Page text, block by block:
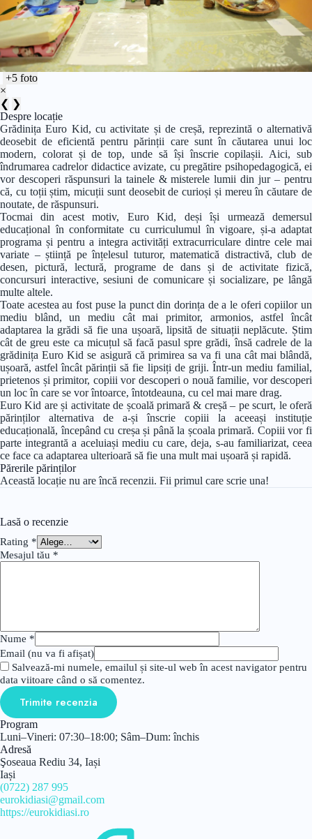
+5 foto
×
❮ ❯
Despre locație
Grădinița Euro Kid, cu activitate și de creșă, reprezintă o alternativă
deosebit de eficientă pentru părinții care sunt în căutarea unui loc
modern, colorat și de top, unde să își înscrie copilașii. Aici, sub
îndrumarea cadrelor didactice avizate, cu pregătire psihopedagogică, ei
vor descoperi răspunsuri la tainele & misterele lumii din jur – pentru
că, cu toții știm, micuții sunt deosebit de curioși și mereu în căutare de
noutate, de răspunsuri.
Tocmai din acest motiv, Euro Kid, deși își urmează demersul
educațional în conformitate cu curriculumul în vigoare, și-a adaptat
programa și pentru a integra activități extracurriculare dintre cele mai
variate – știință pe înțelesul tuturor, matematică distractivă, club de
desen, pictură, lectură, programe de dans și de activitate fizică,
concursuri interactive, sesiuni de comunicare și socializare, pe lângă
multe altele.
Toate acestea au fost puse la punct din dorința de a le oferi copiilor un
mediu blând, un mediu cât mai primitor, armonios, astfel încât
adaptarea la grădi să fie una ușoară, lipsită de situații neplăcute. Știm
cât de greu este ca micuțul să facă pasul spre grădi, însă cadrele de la
grădinița Euro Kid se asigură că primirea sa va fi una cât mai blândă,
ușoară, astfel încât părinții să fie lipsiți de griji. Într-un mediu familial,
prietenos și primitor, copiii vor descoperi o nouă familie, vor descoperi
un loc în care se vor întoarce, întotdeauna, cu cel mai mare drag.
Euro Kid are și activitate de școală primară & creșă – pe scurt, le oferă
părinților alternativa de a-și înscrie copiii la aceeași instituție
educațională, începând cu creșa și până la școala primară. Copiii vor fi
parte integrantă a aceluiași mediu cu care, deja, s-au familiarizat, ceea
ce face ca adaptarea ulterioară să fie una mult mai ușoară și rapidă.
Părerile părinților
Această locație nu are încă recenzii. Fii primul care scrie una!
Lasă o recenzie
Rating *
Mesajul tău *
Nume *
Email (nu va fi afișat)
Salvează-mi numele, emailul și site-ul web în acest navigator pentru
data viitoare când o să comentez.
Trimite recenzia
Program
Luni–Vineri: 07:30–18:00; Sâm–Dum: închis
Adresă
Şoseaua Rediu 34, Iași
Iași
(0722) 287 995
eurokidiasi@gmail.com
https://eurokidiasi.ro